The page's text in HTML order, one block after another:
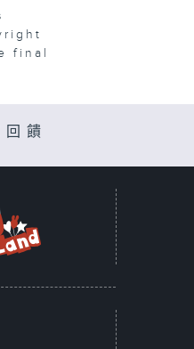
final
回饋